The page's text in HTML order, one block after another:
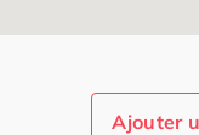
Ajouter